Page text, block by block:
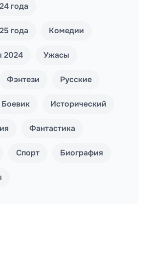
года
года Комедии
2024 Ужасы
Фэнтези Русские
Боевик Исторический
Фантастика
Спорт Биография